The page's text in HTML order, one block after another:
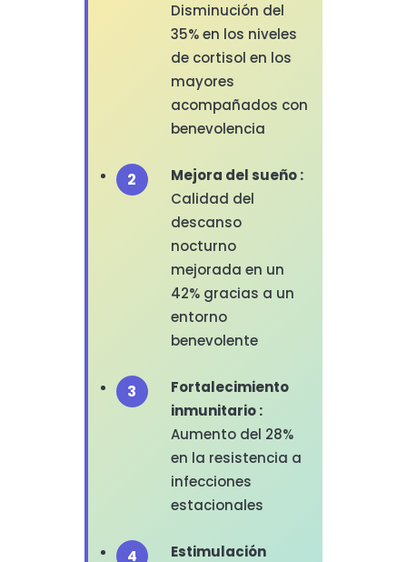
Disminución del
35% en los niveles
de cortisol en los
mayores
acompañados con
benevolencia
Mejora del sueño :
Calidad del
descanso
nocturno
mejorada en un
42% gracias a un
entorno
benevolente
Fortalecimiento
inmunitario :
Aumento del 28%
en la resistencia a
infecciones
estacionales
Estimulación